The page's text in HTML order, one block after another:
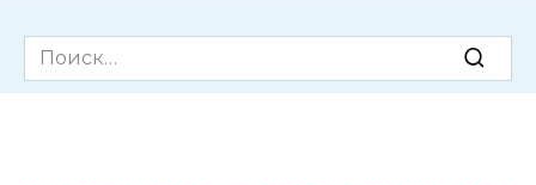
Search
for: